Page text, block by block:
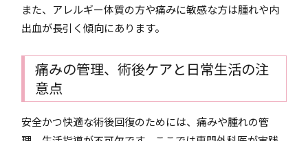
また、アレルギー体質の方や痛みに敏感な方は腫れや内
出血が長引く傾向にあります。
痛みの管理、術後ケアと日常生活の注
意点
安全かつ快適な術後回復のためには、痛みや腫れの管